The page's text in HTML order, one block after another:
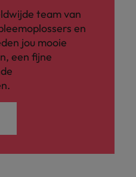
team van
en
jou mooie
een fijne